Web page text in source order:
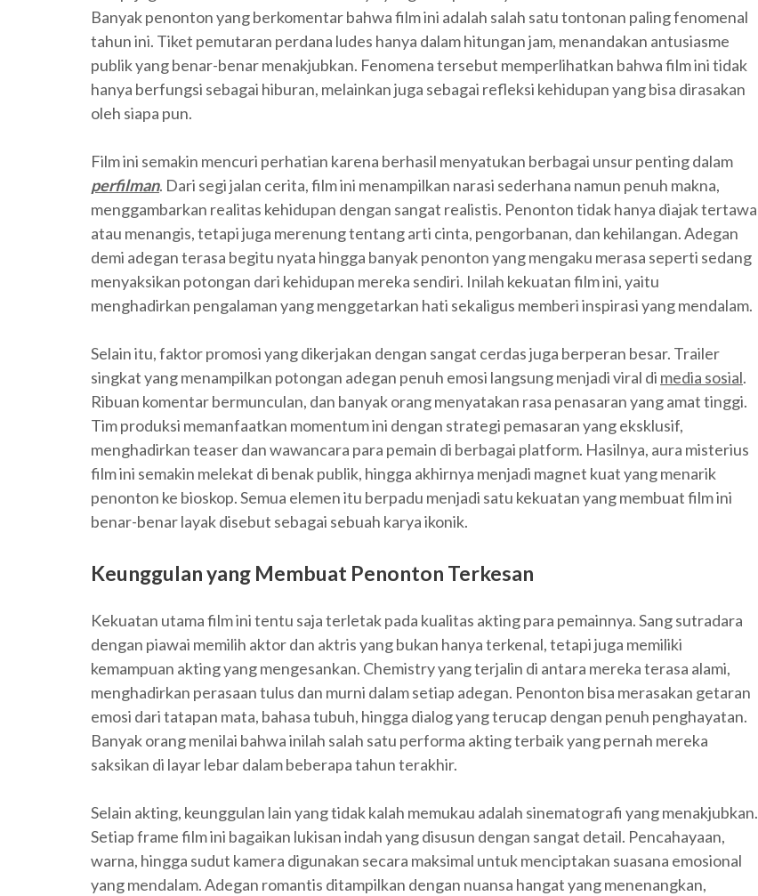
Banyak penonton yang berkomentar bahwa film ini adalah salah satu tontonan paling fenomenal
tahun ini. Tiket pemutaran perdana ludes hanya dalam hitungan jam, menandakan antusiasme
publik yang benar-benar menakjubkan. Fenomena tersebut memperlihatkan bahwa film ini tidak
hanya berfungsi sebagai hiburan, melainkan juga sebagai refleksi kehidupan yang bisa dirasakan
oleh siapa pun.
Film ini semakin mencuri perhatian karena berhasil menyatukan berbagai unsur penting dalam
perfilman. Dari segi jalan cerita, film ini menampilkan narasi sederhana namun penuh makna,
menggambarkan realitas kehidupan dengan sangat realistis. Penonton tidak hanya diajak tertawa
atau menangis, tetapi juga merenung tentang arti cinta, pengorbanan, dan kehilangan. Adegan
demi adegan terasa begitu nyata hingga banyak penonton yang mengaku merasa seperti sedang
menyaksikan potongan dari kehidupan mereka sendiri. Inilah kekuatan film ini, yaitu
menghadirkan pengalaman yang menggetarkan hati sekaligus memberi inspirasi yang mendalam.
Selain itu, faktor promosi yang dikerjakan dengan sangat cerdas juga berperan besar. Trailer
singkat yang menampilkan potongan adegan penuh emosi langsung menjadi viral di media sosial.
Ribuan komentar bermunculan, dan banyak orang menyatakan rasa penasaran yang amat tinggi.
Tim produksi memanfaatkan momentum ini dengan strategi pemasaran yang eksklusif,
menghadirkan teaser dan wawancara para pemain di berbagai platform. Hasilnya, aura misterius
film ini semakin melekat di benak publik, hingga akhirnya menjadi magnet kuat yang menarik
penonton ke bioskop. Semua elemen itu berpadu menjadi satu kekuatan yang membuat film ini
benar-benar layak disebut sebagai sebuah karya ikonik.
Keunggulan yang Membuat Penonton Terkesan
Kekuatan utama film ini tentu saja terletak pada kualitas akting para pemainnya. Sang sutradara
dengan piawai memilih aktor dan aktris yang bukan hanya terkenal, tetapi juga memiliki
kemampuan akting yang mengesankan. Chemistry yang terjalin di antara mereka terasa alami,
menghadirkan perasaan tulus dan murni dalam setiap adegan. Penonton bisa merasakan getaran
emosi dari tatapan mata, bahasa tubuh, hingga dialog yang terucap dengan penuh penghayatan.
Banyak orang menilai bahwa inilah salah satu performa akting terbaik yang pernah mereka
saksikan di layar lebar dalam beberapa tahun terakhir.
Selain akting, keunggulan lain yang tidak kalah memukau adalah sinematografi yang menakjubkan.
Setiap frame film ini bagaikan lukisan indah yang disusun dengan sangat detail. Pencahayaan,
warna, hingga sudut kamera digunakan secara maksimal untuk menciptakan suasana emosional
yang mendalam. Adegan romantis ditampilkan dengan nuansa hangat yang menenangkan,